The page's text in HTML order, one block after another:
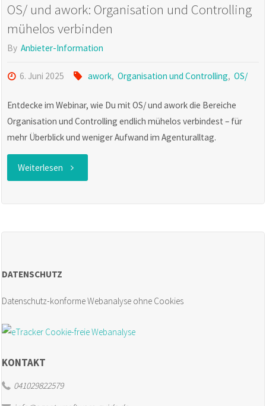
OS/ und awork: Organisation und Controlling
mühelos verbinden
By Anbieter-Information
6. Juni 2025 awork, Organisation und Controlling, OS/
Entdecke im Webinar, wie Du mit OS/ und awork die Bereiche
Organisation und Controlling endlich mühelos verbindest – für
mehr Überblick und weniger Aufwand im Agenturalltag.
Weiterlesen "OS/
Controlling
mühelos
DATENSCHUTZ
Datenschutz-konforme Webanalyse ohne Cookies
KONTAKT
041029822579